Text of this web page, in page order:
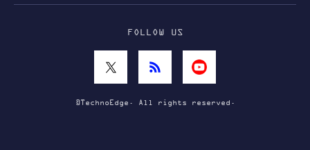
FOLLOW US
©TechnoEdge. All rights reserved.